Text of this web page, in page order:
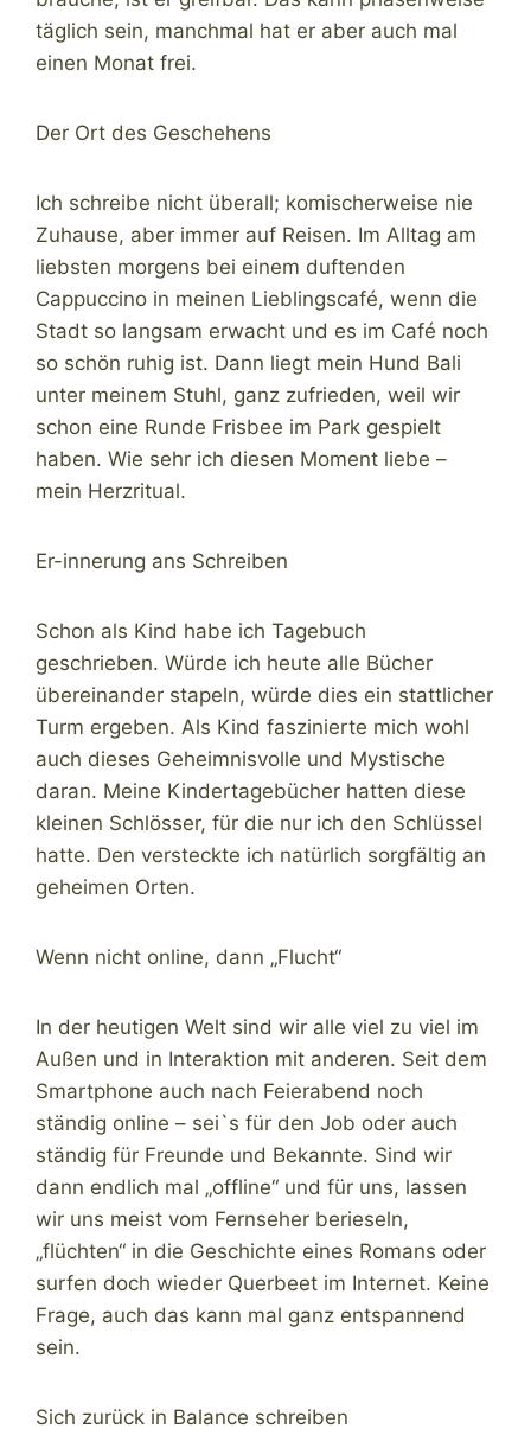
täglich sein, manchmal hat er aber auch mal
einen Monat frei.
Der Ort des Geschehens
Ich schreibe nicht überall; komischerweise nie
Zuhause, aber immer auf Reisen. Im Alltag am
liebsten morgens bei einem duftenden
Cappuccino in meinen Lieblingscafé, wenn die
Stadt so langsam erwacht und es im Café noch
so schön ruhig ist. Dann liegt mein Hund Bali
unter meinem Stuhl, ganz zufrieden, weil wir
schon eine Runde Frisbee im Park gespielt
haben. Wie sehr ich diesen Moment liebe –
mein Herzritual.
Er-innerung ans Schreiben
Schon als Kind habe ich Tagebuch
geschrieben. Würde ich heute alle Bücher
übereinander stapeln, würde dies ein stattlicher
Turm ergeben. Als Kind faszinierte mich wohl
auch dieses Geheimnisvolle und Mystische
daran. Meine Kindertagebücher hatten diese
kleinen Schlösser, für die nur ich den Schlüssel
hatte. Den versteckte ich natürlich sorgfältig an
geheimen Orten.
Wenn nicht online, dann „Flucht“
In der heutigen Welt sind wir alle viel zu viel im
Außen und in Interaktion mit anderen. Seit dem
Smartphone auch nach Feierabend noch
ständig online – sei`s für den Job oder auch
ständig für Freunde und Bekannte. Sind wir
dann endlich mal „offline“ und für uns, lassen
wir uns meist vom Fernseher berieseln,
„flüchten“ in die Geschichte eines Romans oder
surfen doch wieder Querbeet im Internet. Keine
Frage, auch das kann mal ganz entspannend
sein.
Sich zurück in Balance schreiben